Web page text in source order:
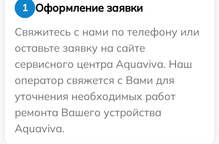
1
Оформление заявки
Свяжитесь с нами по телефону или
оставьте заявку на сайте
сервисного центра Aquaviva. Наш
оператор свяжется с Вами для
уточнения необходимых работ
ремонта Вашего устройства
Aquaviva.